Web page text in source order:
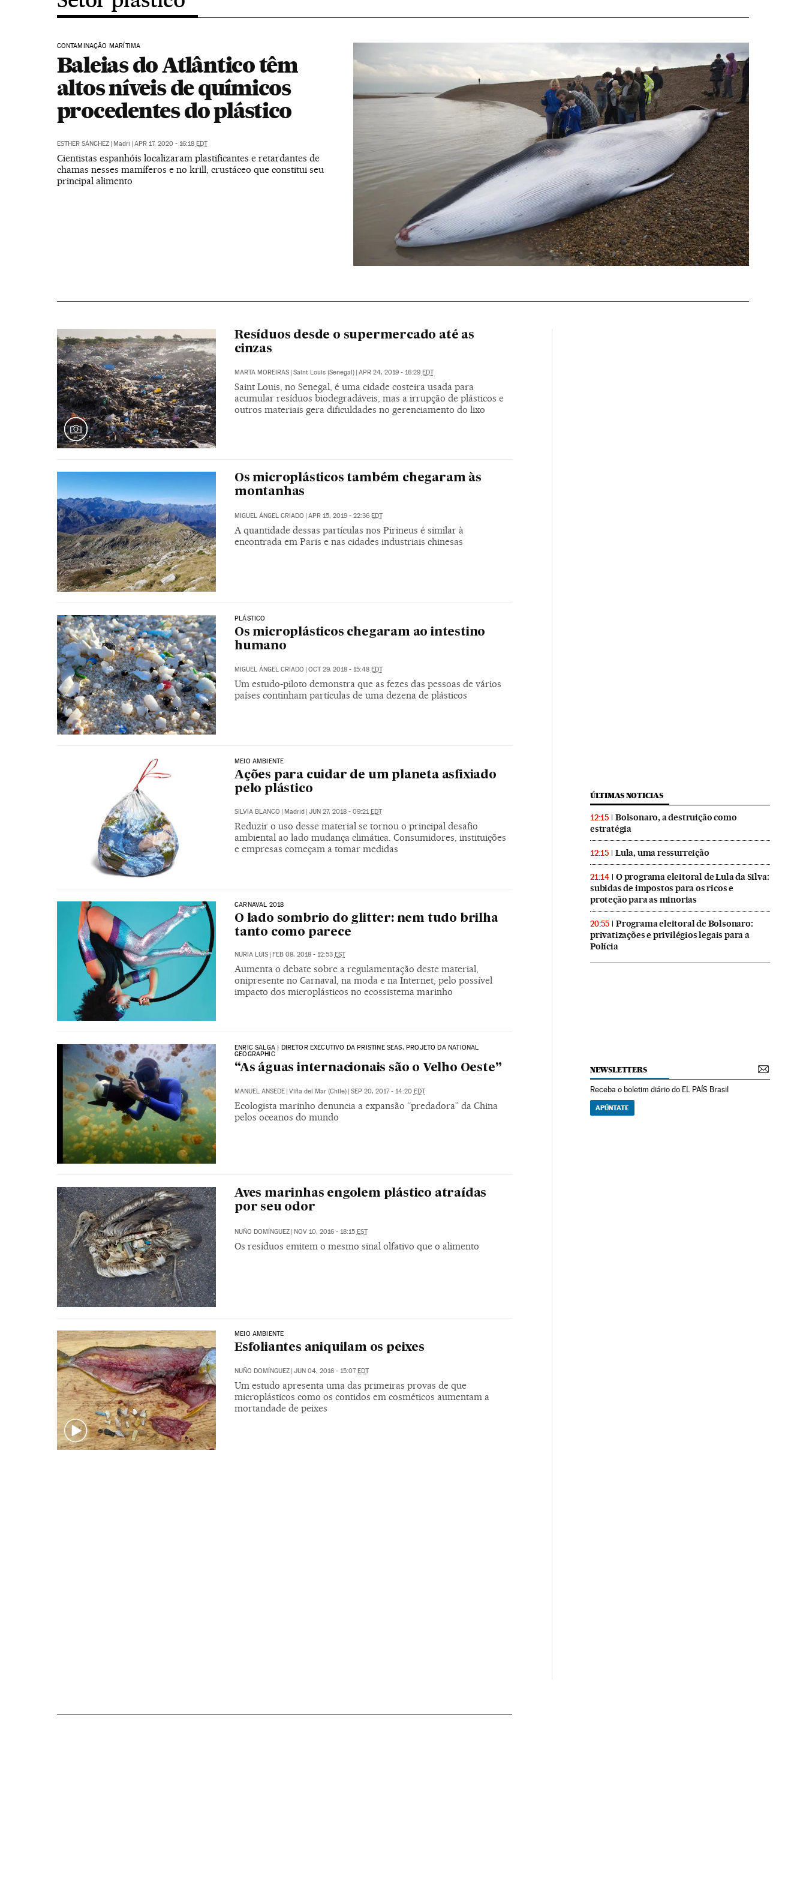
CONTAMINAÇÃO MARÍTIMA
Baleias do Atlântico têm
altos níveis de químicos
procedentes do plástico
ESTHER SÁNCHEZ | Madri | APR 17, 2020 - 16:18 EDT
Cientistas espanhóis localizaram plastificantes e retardantes de
chamas nesses mamíferos e no krill, crustáceo que constitui seu
principal alimento
Resíduos desde o supermercado até as
cinzas
MARTA MOREIRAS | Saint Louis (Senegal) | APR 24, 2019 - 16:29 EDT
Saint Louis, no Senegal, é uma cidade costeira usada para
acumular resíduos biodegradáveis, mas a irrupção de plásticos e
outros materiais gera dificuldades no gerenciamento do lixo
Os microplásticos também chegaram às
montanhas
MIGUEL ÁNGEL CRIADO | APR 15, 2019 - 22:36 EDT
A quantidade dessas partículas nos Pirineus é similar à
encontrada em Paris e nas cidades industriais chinesas
PLÁSTICO
Os microplásticos chegaram ao intestino
humano
MIGUEL ÁNGEL CRIADO | OCT 29, 2018 - 15:48 EDT
Um estudo-piloto demonstra que as fezes das pessoas de vários
países continham partículas de uma dezena de plásticos
MEIO AMBIENTE
Ações para cuidar de um planeta asfixiado
pelo plástico
SILVIA BLANCO Madrid JUN 27, 2018 - 09:21 EDT
Reduzir o uso desse material se tornou o principal desafio
ambiental ao lado mudança climática. Consumidores, instituições
e empresas começam a tomar medidas
CARNAVAL 2018
O lado sombrio do glitter: nem tudo brilha
tanto como parece
NURIA LUIS FEB 08, 2018 - 12:53 EST
Aumenta o debate sobre a regulamentação deste material,
onipresente no Carnaval, na moda e na Internet, pelo possível
impacto dos microplásticos no ecossistema marinho
ENRIC SALGA | DIRETOR EXECUTIVO DA PRISTINE SEAS, PROJETO DA NATIONAL
GEOGRAPHIC
“As águas internacionais são o Velho Oeste”
MANUEL ANSEDE Viña del Mar (Chile) SEP 20, 2017 - 14:20 EDT
Ecologista marinho denuncia a expansão “predadora” da China
pelos oceanos do mundo
Aves marinhas engolem plástico atraídas
por seu odor
NUÑO DOMÍNGUEZ | NOV 10, 2016 - 18:15 EST
Os resíduos emitem o mesmo sinal olfativo que o alimento
MEIO AMBIENTE
Esfoliantes aniquilam os peixes
NUÑO DOMÍNGUEZ | JUN 04, 2016 - 15:07EDT
Um estudo apresenta uma das primeiras provas de que
microplásticos como os contidos em cosméticos aumentam a
mortandade de peixes
ÚLTIMAS NOTICIAS
12:15
Bolsonaro, a destruição como
estratégia
12:15 Lula, uma ressurreição
21:14
O programa eleitoral de Lula da Silva:
subidas de impostos para os ricos e
proteção para as minorias
20:55
Programa eleitoral de Bolsonaro:
privatizações e privilégios legais para a
Polícia
NEWSLETTERS
Receba o boletim diário do EL PAÍS Brasil
APÚNTATE